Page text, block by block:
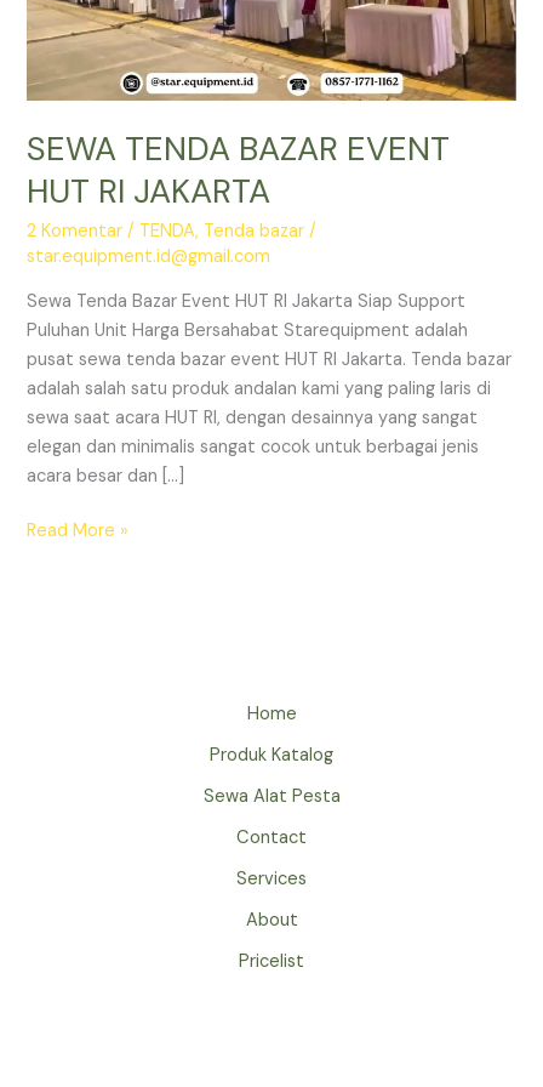
SEWA TENDA BAZAR EVENT
HUT RI JAKARTA
2 Komentar / TENDA, Tenda bazar /
star.equipment.id@gmail.com
Sewa Tenda Bazar Event HUT RI Jakarta Siap Support
Puluhan Unit Harga Bersahabat Starequipment adalah
pusat sewa tenda bazar event HUT RI Jakarta. Tenda bazar
adalah salah satu produk andalan kami yang paling laris di
sewa saat acara HUT RI, dengan desainnya yang sangat
elegan dan minimalis sangat cocok untuk berbagai jenis
acara besar dan […]
SEWA
Read More »
Home
Produk Katalog
Sewa Alat Pesta
Contact
Services
About
Pricelist